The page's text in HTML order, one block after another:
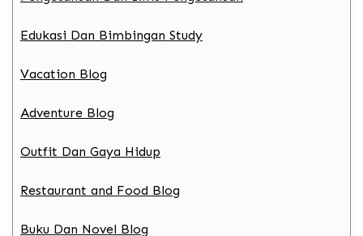
Edukasi Dan Bimbingan Study
Vacation Blog
Adventure Blog
Outfit Dan Gaya Hidup
Restaurant and Food Blog
Buku Dan Novel Blog